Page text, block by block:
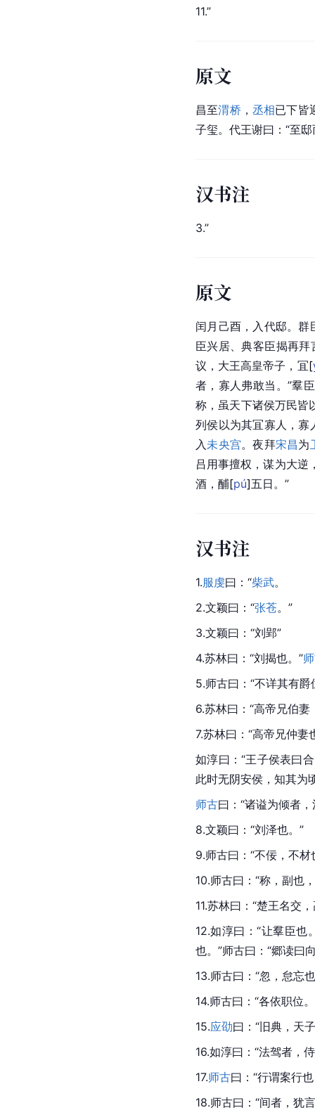
11.”
原文
昌至渭桥 ， 丞相已下皆
子玺。代王谢曰：“至邸
汉书注
3.”
原文
闰月己酉，入代邸。群
臣兴居、典客臣揭再
议，大王高皇帝子， 冝[
者，寡人弗敢当。”羣
称，虽天下诸侯万民皆
列侯以为其冝寡人，寡
入 未央宫。夜拜宋昌为
吕用事擅权，谋为大逆
酒， 酺[pú]五日。”
汉书注
1.服虔曰：“柴武。
2.文颖曰：“张苍。”
3.文颖曰：“刘郢”
4.苏林曰：“刘揭也。”
5.师古曰：“不详其有爵
6.苏林曰：“高帝兄伯
7.苏林曰：“高帝兄仲妻
如淳曰：“王子侯表曰
此时无阴安侯，知其为
师古曰：“诸谥为倾者
8.文颖曰：“刘泽也。”
9.师古曰：“不佞，不材
10.师古曰：“称，副也
11.苏林曰：“楚王名交
12.如淳曰：“让羣臣
也。”师古曰：“郷读曰
13.师古曰：“忽，怠忘
14.师古曰：“各依职位
15.应劭曰：“旧典，天
16.如淳曰：“法驾者，
17.师古曰：“行谓案行
18.师古曰：“间者，犹